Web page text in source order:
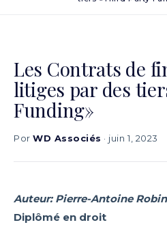
Les Contrats de
litiges par des
Funding»
PorWD Associés · juin 1, 2023
Auteur: Pierre-Antoine Robin
Diplômé en droit